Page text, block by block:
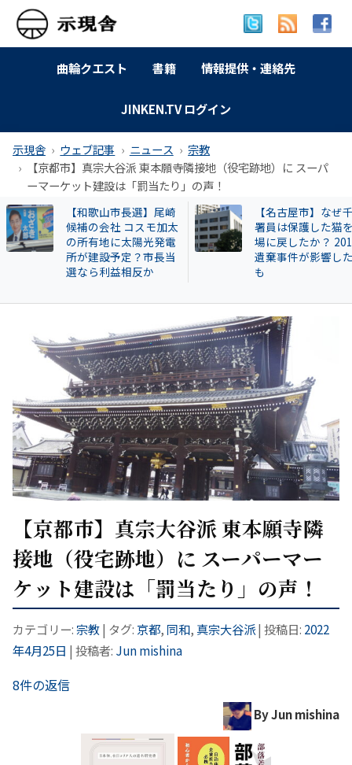
曲輪クエスト 書籍 情報提供・連絡先
JINKEN.TV ログイン
示現舎 ウェブ記事 ニュース
宗教
【京都市】真宗大谷派 東本願寺隣接地（役宅跡地）に スーパ
ーマーケット建設は「罰当たり」の声！
【名古屋市】なぜ千種
署員は保護した猫を現
場に戻したか？ 2013年
遺棄事件が影響したと
も
特別企画 解放同盟
政等が 過去に公開
部落・同和地区リ
【京都市】真宗大谷派 東本願寺隣
接地（役宅跡地）に スーパーマー
ケット建設は「罰当たり」の声！
カテゴリー:宗教| タグ: 京都, 同和, 真宗大谷派| 投稿日: 2022
年4月25日 | 投稿者: Jun mishina
8件の返信
By Jun mishina